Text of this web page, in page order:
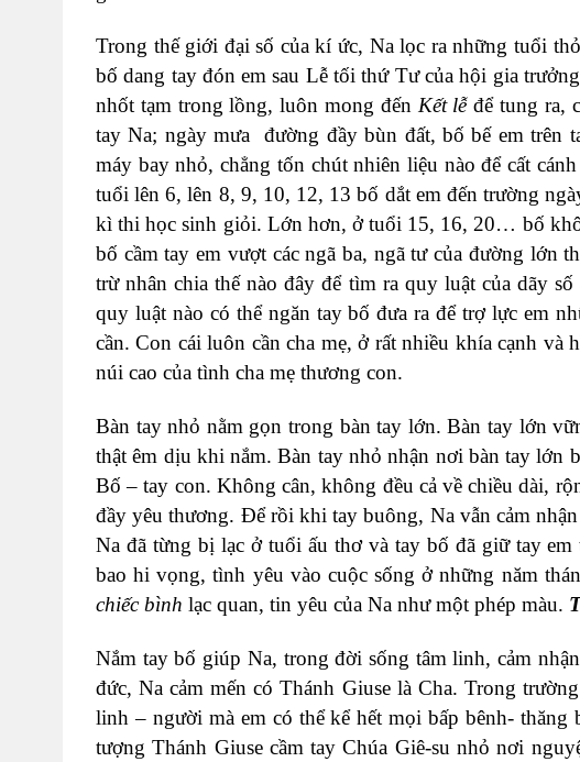
Trong thế giới đại số của kí ức, Na lọc ra những tuổi
bố dang tay đón em sau Lễ tối thứ Tư của hội gia
nhốt tạm trong lồng, luôn mong đến Kết lễđể tung ra,
tay Na; ngày mưa đường đầy bùn đất, bố bế em trên
máy bay nhỏ, chẳng tốn chút nhiên liệu nào để cất
tuổi lên 6, lên 8, 9, 10, 12, 13 bố dắt em đến trường
kì thi học sinh giỏi. Lớn hơn, ở tuổi 15, 16, 20… bố
bố cầm tay em vượt các ngã ba, ngã tư của đường lớn
trừ nhân chia thế nào đây để tìm ra quy luật của dãy
quy luật nào có thể ngăn tay bố đưa ra để trợ lực em
cần. Con cái luôn cần cha mẹ, ở rất nhiều khía cạnh
núi cao của tình cha mẹ thương con.
Bàn tay nhỏ nằm gọn trong bàn tay lớn. Bàn tay lớn
thật êm dịu khi nắm. Bàn tay nhỏ nhận nơi bàn tay lớn
Bố – tay con. Không cân, không đều cả về chiều dài,
đầy yêu thương. Để rồi khi tay buông, Na vẫn cảm
Na đã từng bị lạc ở tuổi ấu thơ và tay bố đã giữ tay
bao hi vọng, tình yêu vào cuộc sống ở những năm
chiếc bình lạc quan, tin yêu của Na như một phép màu.
Nắm tay bố giúp Na, trong đời sống tâm linh, cảm
đức, Na cảm mến có Thánh Giuse là Cha. Trong
linh – người mà em có thể kể hết mọi bấp bênh-
tượng Thánh Giuse cầm tay Chúa Giê-su nhỏ nơi